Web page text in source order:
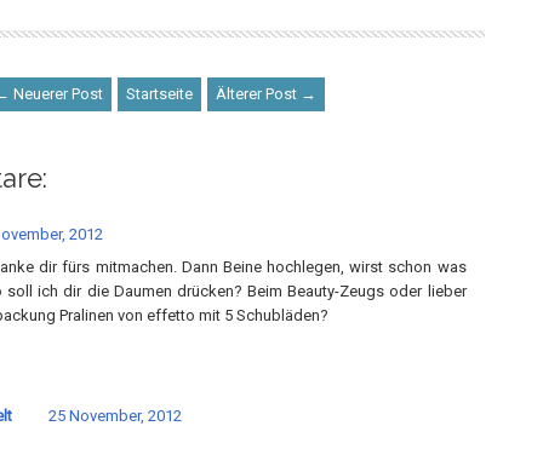
Neuerer Post Startseite Älterer Post →
2012
dir fürs mitmachen. Dann Beine hochlegen, wirst schon was
soll ich dir die Daumen drücken? Beim Beauty-Zeugs oder lieber
Pralinen von effetto mit 5 Schubläden?
25 November, 2012